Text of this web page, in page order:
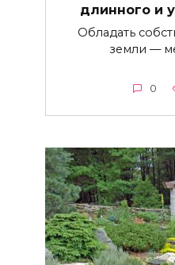
длинного и
Обладать
земли —
0